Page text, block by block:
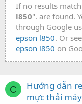
If no results
l850". are found.
through Google
epson l850. Or
epson l850 on
C
Hướng dẫn
mực thải